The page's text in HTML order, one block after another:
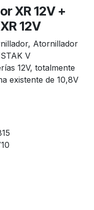
XR 12V +
12V
Atornillador
V
12V, totalmente
existente de 10,8V